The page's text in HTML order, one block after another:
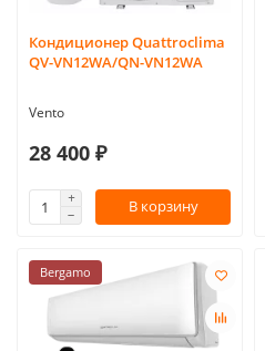
Кондиционер Quattroclima
QV-VN12WA/QN-VN12WA
Vento
28 400 ₽
В корзину
Bergamo